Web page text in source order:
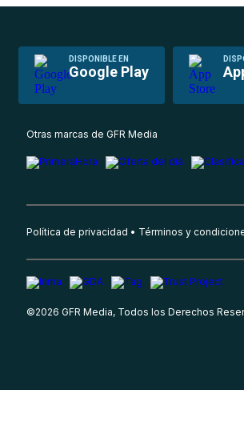
DISPONIBLE EN
Google Play
Otras marcas de GFR Media
Política de privacidad Términos y
©2026 GFR Media, Todos los Derechos